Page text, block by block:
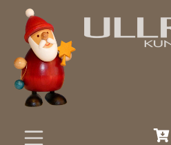
Zum Hauptinhalt springen